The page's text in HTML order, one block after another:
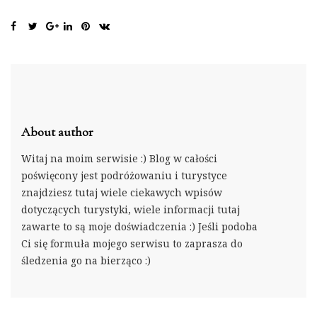
About author
Witaj na moim serwisie :) Blog w całości
poświęcony jest podróżowaniu i turystyce
znajdziesz tutaj wiele ciekawych wpisów
dotyczących turystyki, wiele informacji tutaj
zawarte to są moje doświadczenia :) Jeśli podoba
Ci się formuła mojego serwisu to zaprasza do
śledzenia go na bierząco :)